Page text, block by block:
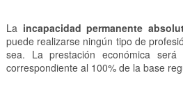
La incapacidad permanente
puede realizarse ningún tipo de
sea. La prestación económica
correspondiente al 100% de la base